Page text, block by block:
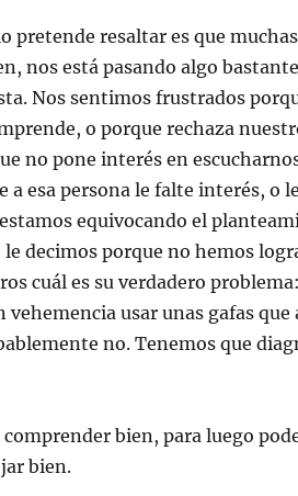
pretende resaltar es que
nos está pasando algo
Nos sentimos frustrados
o porque rechaza
no pone interés en
a esa persona le falte interés, o
equivocando el
decimos porque no hemos
cuál es su verdadero
vehemencia usar unas gafas
no. Tenemos que
bien, para luego
bien.